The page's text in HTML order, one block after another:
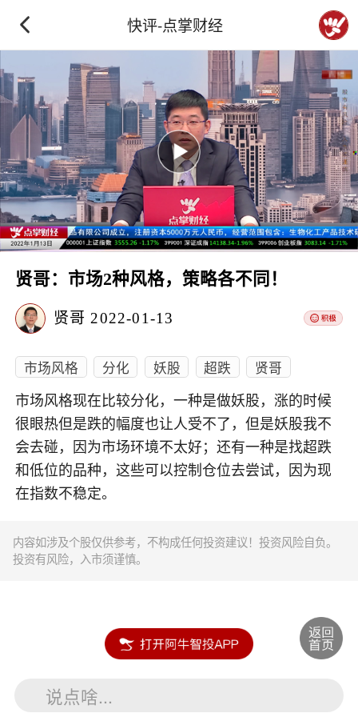
快评-点掌财经
贤哥：市场2种风格，策略各不同！
贤哥 2022-01-13
市场风格 分化 妖股 超跌 贤哥
市场风格现在比较分化，一种是做妖股，涨的时候
很眼热但是跌的幅度也让人受不了，但是妖股我不
会去碰，因为市场环境不太好；还有一种是找超跌
和低位的品种，这些可以控制仓位去尝试，因为现
在指数不稳定。
内容如涉及个股仅供参考，不构成任何投资建议！投资风险自负。
投资有风险，入市须谨慎。
说点啥...